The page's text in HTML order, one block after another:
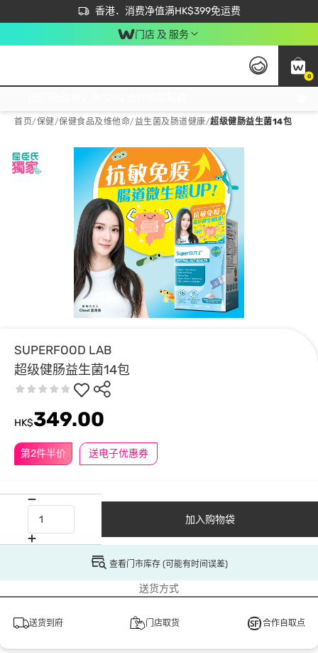
香港．消费净值满HK$399免运费
立即成为易赏钱会员尽享独家优惠
首次APP下单买满$450 输入 NEWAPP 即减$50
门店 及 服务
0
首页/保健/保健食品及维他命/益生菌及肠道健康/超级健肠益生菌14包
SUPERFOOD LAB
超级健肠益生菌14包
第2件半价 送电子优惠券
HK$349.00
加入购物袋
查看门市库存 (可能有时间误差)
送货方式
送货到府 门店取货 合作自取点